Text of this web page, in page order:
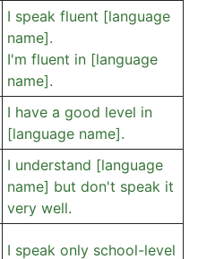
I speak fluent [language
name].
I'm fluent in [language
name].
I have a good level in
[language name].
I understand [language
name] but don't speak it
very well.
I speak only school-level